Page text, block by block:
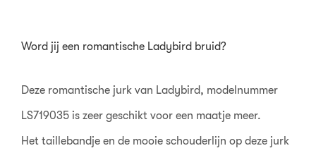
Word jij een romantische Ladybird bruid?
Deze romantische jurk van Ladybird, modelnummer
LS719035 is zeer geschikt voor een maatje meer.
Het taillebandje en de mooie schouderlijn op deze jurk